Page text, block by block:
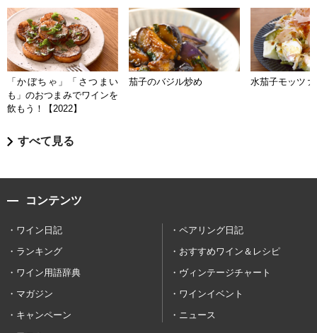
「かぼちゃ」「さつまい
も」のおつまみでワインを
飲もう！【2022】
茄子のバジル炒め 水茄子モッツァ
すべて見る
コンテンツ
ワイン日記
ペアリング日記
ランキング
おすすめワイン＆レシピ
ワイン用語辞典
ヴィンテージチャート
マガジン
ワインイベント
キャンペーン
ニュース